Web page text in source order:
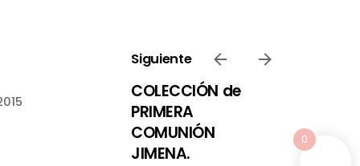
Siguiente
COLECCIÓN de
PRIMERA
COMUNIÓN
JIMENA.
0